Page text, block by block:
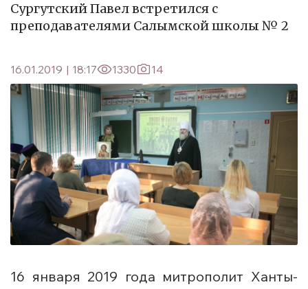
Сургутский Павел встретился с
преподавателями Салымской школы № 2
16.01.2019 | 18:17 1330 14
16 января 2019 года митрополит Ханты-